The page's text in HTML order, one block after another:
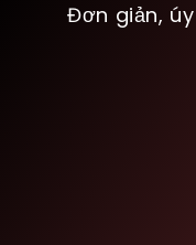
Đơn giản,